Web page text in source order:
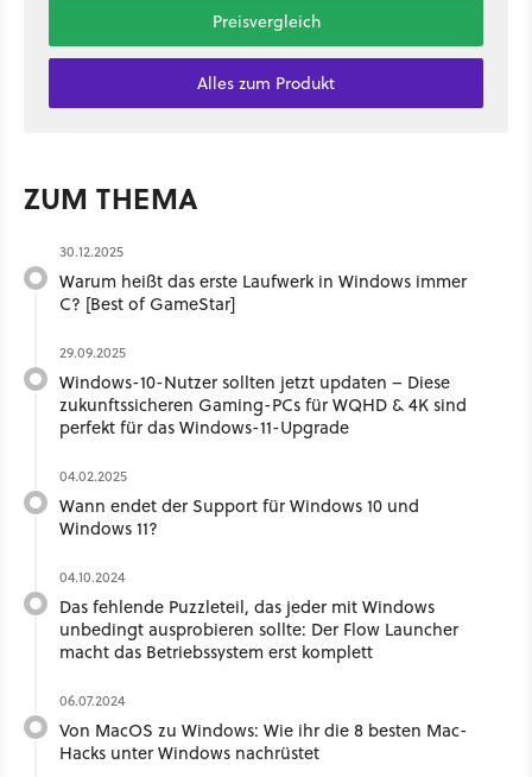
Preisvergleich
Alles zum Produkt
ZUM THEMA
30.12.2025
Warum heißt das erste Laufwerk in Windows immer
C? [Best of GameStar]
29.09.2025
Windows-10-Nutzer sollten jetzt updaten – Diese
zukunftssicheren Gaming-PCs für WQHD & 4K sind
perfekt für das Windows-11-Upgrade
04.02.2025
Wann endet der Support für Windows 10 und
Windows 11?
04.10.2024
Das fehlende Puzzleteil, das jeder mit Windows
unbedingt ausprobieren sollte: Der Flow Launcher
macht das Betriebssystem erst komplett
06.07.2024
Von MacOS zu Windows: Wie ihr die 8 besten Mac-
Hacks unter Windows nachrüstet